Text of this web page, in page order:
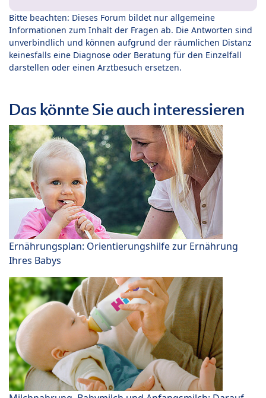
Bitte beachten: Dieses Forum bildet nur allgemeine
Informationen zum Inhalt der Fragen ab. Die Antworten sind
unverbindlich und können aufgrund der räumlichen Distanz
keinesfalls eine Diagnose oder Beratung für den Einzelfall
darstellen oder einen Arztbesuch ersetzen.
Das könnte Sie auch interessieren
Ernährungsplan: Orientierungshilfe zur Ernährung
Ihres Babys